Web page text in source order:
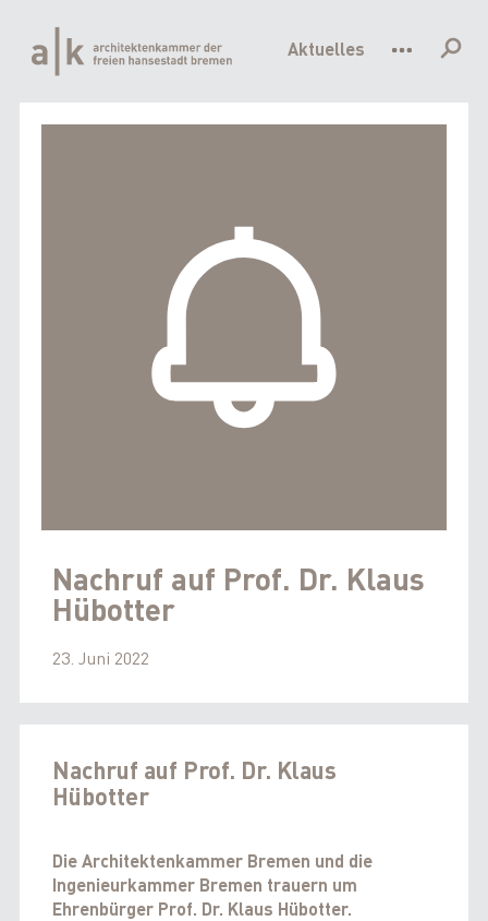
Inhalt
Aktuelles
Nachruf auf Prof. Dr. Klaus
Hübotter
23. Juni 2022
Nachruf auf Prof. Dr. Klaus
Hübotter
Die Architektenkammer Bremen und die
Ingenieurkammer Bremen trauern um
Ehrenbürger Prof. Dr. Klaus Hübotter.